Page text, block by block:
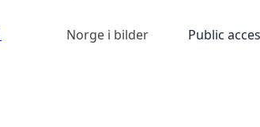
Norge i bilder Public